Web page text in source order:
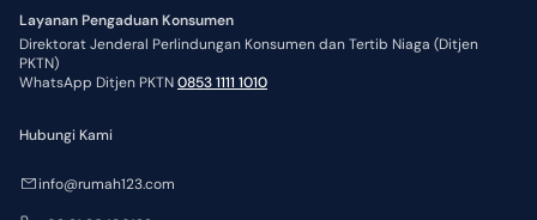
Layanan Pengaduan Konsumen
Direktorat Jenderal Perlindungan Konsumen dan Tertib Niaga (Ditjen
PKTN)
WhatsApp Ditjen PKTN0853 1111 1010
Hubungi Kami
info@rumah123.com